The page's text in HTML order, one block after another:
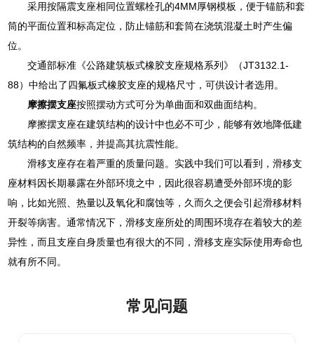
采用按隔震支座相同位置螺栓孔的4MM厚钢模板，便于锚筋和套
筒的平面位置和标高定位，防止锚筋和套筒在浇筑混凝土时产生偏
位。
交通部标准《公路建筑板式橡胶支座规格系列》（JT3132.1-
88）中给出了四氟板式橡胶支座的规格尺寸，可供设计者选用。
摩擦摆支座按照摆动方式可分为单曲面和双曲面结构。
摩擦摆支座在建筑结构的设计中也必不可少，能够有效地降低建
筑结构的自然频率，并提高其抗震性能。
滑移支座存在着严重的质量问题。实践中我们可以看到，滑移支
座材料因长期暴露在外部环境之中，因此很容易遭受外部环境的影
响，比如光照、热量以及氧化和腐蚀等，久而久之便会引起滑移材料
开裂等病害。通常情况下，滑移支座所处的周围环境存在着较大的差
异性，而且支座自身质量也有很大的不同，滑移支座实际使用寿命也
就有所不同。
常见问题